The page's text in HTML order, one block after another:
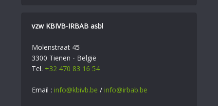
vzw KBIVB-IRBAB asbl
Molenstraat 45
3300 Tienen - België
Tel. +32 470 83 16 54
Email : info@kbivb.be / info@irbab.be